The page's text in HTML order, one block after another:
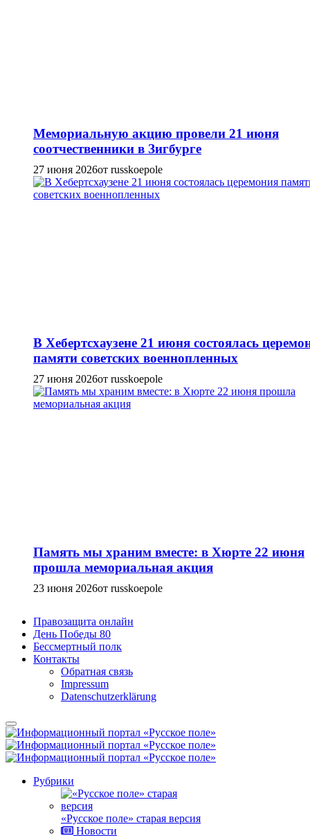
Мемориальную акцию провели 21 июня
соотчественники в Зигбурге
27 июня 2026от russkoepole
В Хебертсхаузене 21 июня состоялась
памяти советских военнопленных
27 июня 2026от russkoepole
Память мы храним вместе: в Хюрте 22 июня
прошла мемориальная акция
23 июня 2026от russkoepole
Правозащита онлайн
День Победы 80
Бессмертный полк
Контакты
Обратная связь
Impressum
Datenschutzerklärung
Рубрики
«Русское поле» старая версия
Новости